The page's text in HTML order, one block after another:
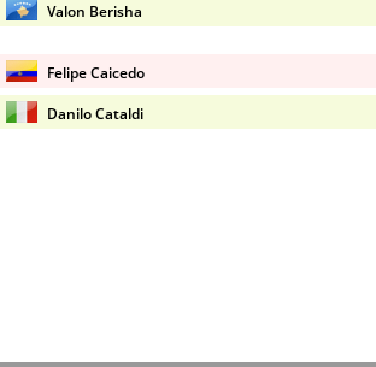
Valon Berisha
Felipe Caicedo
Danilo Cataldi